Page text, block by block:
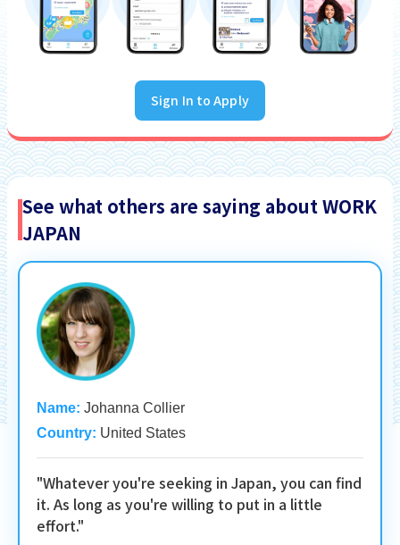
Sign In to Apply
See what others are saying about WORK
JAPAN
Name: Johanna Collier
Country: United States
"Whatever you're seeking in Japan, you can find
it. As long as you're willing to put in a little
effort."